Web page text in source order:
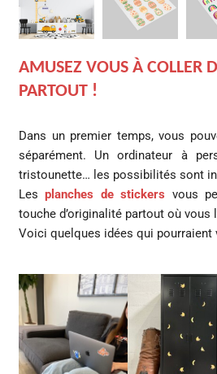
AMUSEZ VOUS À COLLER
PARTOUT !
Dans un premier temps, vous
séparément. Un ordinateur à
tristounette… les possibilités sont
Lesplanches de stickers vous
touche d’originalité partout où vous
Voici quelques idées qui pourraient